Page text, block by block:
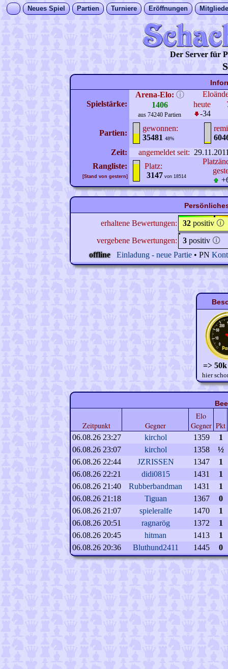
Neues Spiel Partien Turniere Eröffnungen
Der Server für
Spielstärke:
Arena-Elo: ⓘ
1406
aus 74240 Partien
heute
-34
Partien:
gewonnen:
35481 48%
Zeit:
angemeldet seit:
Rangliste:
[Stand von gestern]
Platz:
3147 von 18514
erhaltene Bewertungen: 32 positiv 🛈
vergebene Bewertungen:
3 positiv 🛈
offline
Einladung - neue Partie • PN
=>
hier
Zeitpunkt Gegner
Elo
Gegner Pkt
06.08.26 23:27 kirchol 1359
1
06.08.26 23:07
kirchol 1358
½
06.08.26 22:44
JZRISSEN 1347
1
06.08.26 22:21
didi0815 1431
1
06.08.26 21:40
Rubberbandman 1431
1
06.08.26 21:18
Tiguan 1367
0
06.08.26 21:07
spieleralfe 1470
1
06.08.26 20:51
ragnarög 1372
1
06.08.26 20:45
hitman 1413
1
06.08.26 20:36
Bluthund2411 1445 0